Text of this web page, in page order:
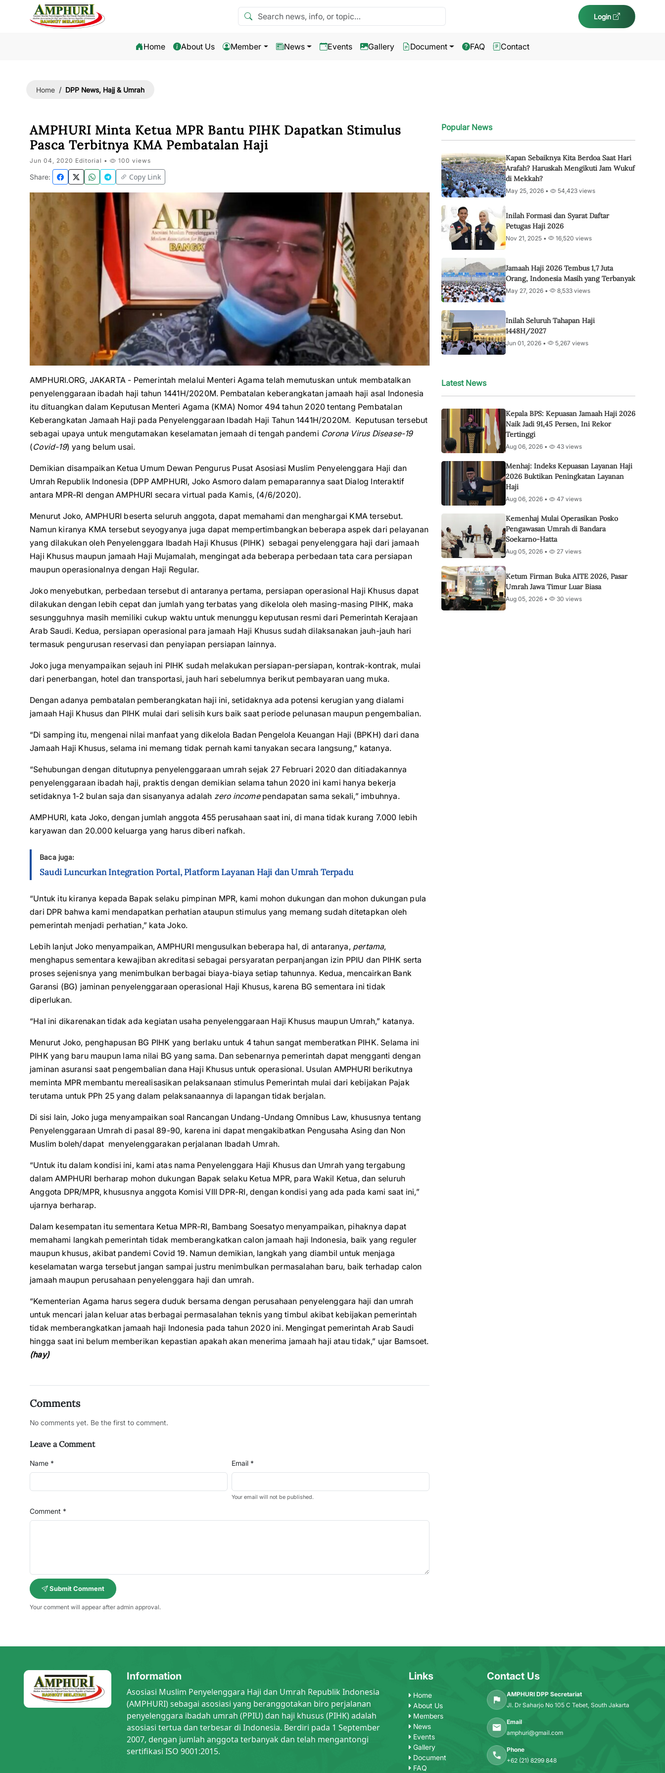
Search news Login
Home About Us Member News Events Gallery Document FAQ Contact
Home DPP News, Hajj & Umrah
AMPHURI Minta Ketua MPR Bantu PIHK Dapatkan Stimulus
Pasca Terbitnya KMA Pembatalan Haji
Jun 04, 2020 Editorial • 100 views
Share: Copy Link
AMPHURI.ORG, JAKARTA - Pemerintah melalui Menteri Agama telah memutuskan untuk membatalkan
penyelenggaraan ibadah haji tahun 1441H/2020M. Pembatalan keberangkatan jamaah haji asal Indonesia
itu dituangkan dalam Keputusan Menteri Agama (KMA) Nomor 494 tahun 2020 tentang Pembatalan
Keberangkatan Jamaah Haji pada Penyelenggaraan Ibadah Haji Tahun 1441H/2020M. Keputusan tersebut
sebagai upaya untuk mengutamakan keselamatan jemaah di tengah pandemi Corona Virus Disease-19
(Covid-19) yang belum usai.
Demikian disampaikan Ketua Umum Dewan Pengurus Pusat Asosiasi Muslim Penyelenggara Haji dan
Umrah Republik Indonesia (DPP AMPHURI, Joko Asmoro dalam pemaparannya saat Dialog Interaktif
antara MPR-RI dengan AMPHURI secara virtual pada Kamis, (4/6/2020).
Menurut Joko, AMPHURI beserta seluruh anggota, dapat memahami dan menghargai KMA tersebut.
Namun kiranya KMA tersebut seyogyanya juga dapat mempertimbangkan beberapa aspek dari pelayanan
yang dilakukan oleh Penyelenggara Ibadah Haji Khusus (PIHK) sebagai penyelenggara haji dari jamaah
Haji Khusus maupun jamaah Haji Mujamalah, mengingat ada beberapa perbedaan tata cara persiapan
maupun operasionalnya dengan Haji Regular.
Joko menyebutkan, perbedaan tersebut di antaranya pertama, persiapan operasional Haji Khusus dapat
dilakukan dengan lebih cepat dan jumlah yang terbatas yang dikelola oleh masing-masing PIHK, maka
sesungguhnya masih memiliki cukup waktu untuk menunggu keputusan resmi dari Pemerintah Kerajaan
Arab Saudi. Kedua, persiapan operasional para jamaah Haji Khusus sudah dilaksanakan jauh-jauh hari
termasuk pengurusan reservasi dan penyiapan persiapan lainnya.
Joko juga menyampaikan sejauh ini PIHK sudah melakukan persiapan-persiapan, kontrak-kontrak, mulai
dari penerbangan, hotel dan transportasi, jauh hari sebelumnya berikut pembayaran uang muka.
Dengan adanya pembatalan pemberangkatan haji ini, setidaknya ada potensi kerugian yang dialami
jamaah Haji Khusus dan PIHK mulai dari selisih kurs baik saat periode pelunasan maupun pengembalian.
“Di samping itu, mengenai nilai manfaat yang dikelola Badan Pengelola Keuangan Haji (BPKH) dari dana
Jamaah Haji Khusus, selama ini memang tidak pernah kami tanyakan secara langsung,” katanya.
“Sehubungan dengan ditutupnya penyelenggaraan umrah sejak 27 Februari 2020 dan ditiadakannya
penyelenggaraan ibadah haji, praktis dengan demikian selama tahun 2020 ini kami hanya bekerja
setidaknya 1-2 bulan saja dan sisanyanya adalah zero incomependapatan sama sekali,” imbuhnya.
AMPHURI, kata Joko, dengan jumlah anggota 455 perusahaan saat ini, di mana tidak kurang 7.000 lebih
karyawan dan 20.000 keluarga yang harus diberi nafkah.
Baca juga:
Saudi Luncurkan Integration Portal, Platform Layanan Haji dan Umrah Terpadu
“Untuk itu kiranya kepada Bapak selaku pimpinan MPR, kami mohon dukungan dan mohon dukungan pula
dari DPR bahwa kami mendapatkan perhatian ataupun stimulus yang memang sudah ditetapkan oleh
pemerintah menjadi perhatian,” kata Joko.
Lebih lanjut Joko menyampaikan, AMPHURI mengusulkan beberapa hal, di antaranya, pertama,
menghapus sementara kewajiban akreditasi sebagai persyaratan perpanjangan izin PPIU dan PIHK serta
proses sejenisnya yang menimbulkan berbagai biaya-biaya setiap tahunnya. Kedua, mencairkan Bank
Garansi (BG) jaminan penyelenggaraan operasional Haji Khusus, karena BG sementara ini tidak
diperlukan.
“Hal ini dikarenakan tidak ada kegiatan usaha penyelenggaraan Haji Khusus maupun Umrah,” katanya.
Menurut Joko, penghapusan BG PIHK yang berlaku untuk 4 tahun sangat memberatkan PIHK. Selama ini
PIHK yang baru maupun lama nilai BG yang sama. Dan sebenarnya pemerintah dapat mengganti dengan
jaminan asuransi saat pengembalian dana Haji Khusus untuk operasional. Usulan AMPHURI berikutnya
meminta MPR membantu merealisasikan pelaksanaan stimulus Pemerintah mulai dari kebijakan Pajak
terutama untuk PPh 25 yang dalam pelaksanaannya di lapangan tidak berjalan.
Di sisi lain, Joko juga menyampaikan soal Rancangan Undang-Undang Omnibus Law, khususnya tentang
Penyelenggaraan Umrah di pasal 89-90, karena ini dapat mengakibatkan Pengusaha Asing dan Non
Muslim boleh/dapat menyelenggarakan perjalanan Ibadah Umrah.
“Untuk itu dalam kondisi ini, kami atas nama Penyelenggara Haji Khusus dan Umrah yang tergabung
dalam AMPHURI berharap mohon dukungan Bapak selaku Ketua MPR, para Wakil Ketua, dan seluruh
Anggota DPR/MPR, khususnya anggota Komisi VIII DPR-RI, dengan kondisi yang ada pada kami saat ini,”
ujarnya berharap.
Dalam kesempatan itu sementara Ketua MPR-RI, Bambang Soesatyo menyampaikan, pihaknya dapat
memahami langkah pemerintah tidak memberangkatkan calon jamaah haji Indonesia, baik yang reguler
maupun khusus, akibat pandemi Covid 19. Namun demikian, langkah yang diambil untuk menjaga
keselamatan warga tersebut jangan sampai justru menimbulkan permasalahan baru, baik terhadap calon
jamaah maupun perusahaan penyelenggara haji dan umrah.
“Kementerian Agama harus segera duduk bersama dengan perusahaan penyelenggara haji dan umrah
untuk mencari jalan keluar atas berbagai permasalahan teknis yang timbul akibat kebijakan pemerintah
tidak memberangkatkan jamaah haji Indonesia pada tahun 2020 ini. Mengingat pemerintah Arab Saudi
hingga saat ini belum memberikan kepastian apakah akan menerima jamaah haji atau tidak,” ujar Bamsoet.
(hay)
Comments
No comments yet. Be the first to comment.
Leave a Comment
Name * Email *
Your email will not be published.
Comment *
Submit Comment
Your comment will appear after admin approval.
Popular News
Kapan Sebaiknya Kita Berdoa Saat Hari
Arafah? Haruskah Mengikuti Jam Wukuf
di Mekkah?
May 25, 2026 • 54,423 views
Inilah Formasi dan Syarat Daftar
Petugas Haji 2026
Nov 21, 2025 • 16,520 views
Jamaah Haji 2026 Tembus 1,7 Juta
Orang, Indonesia Masih yang Terbanyak
May 27, 2026 • 8,533 views
Inilah Seluruh Tahapan Haji
1448H/2027
Jun 01, 2026 • 5,267 views
Latest News
Kepala BPS: Kepuasan Jamaah Haji 2026
Naik Jadi 91,45 Persen, Ini Rekor
Tertinggi
Aug 06, 2026 • 43 views
Menhaj: Indeks Kepuasan Layanan Haji
2026 Buktikan Peningkatan Layanan
Haji
Aug 06, 2026 • 47 views
Kemenhaj Mulai Operasikan Posko
Pengawasan Umrah di Bandara
Soekarno-Hatta
Aug 05, 2026 • 27 views
Ketum Firman Buka AITE 2026, Pasar
Umrah Jawa Timur Luar Biasa
Aug 05, 2026 • 30 views
Information
Asosiasi Muslim Penyelenggara Haji dan Umrah Republik Indonesia
(AMPHURI) sebagai asosiasi yang beranggotakan biro perjalanan
penyelenggara ibadah umrah (PPIU) dan haji khusus (PIHK) adalah
asosiasi tertua dan terbesar di Indonesia. Berdiri pada 1 September
2007, dengan jumlah anggota terbanyak dan telah mengantongi
sertifikasi ISO 9001:2015.
Links
Home
About Us
Members
News
Events
Gallery
Document
FAQ
Contact Us
AMPHURI DPP Secretariat
Jl. Dr Saharjo No 105 C Tebet, South Jakarta
Email
amphuri@gmail.com
Phone
+62 (21) 8299 848